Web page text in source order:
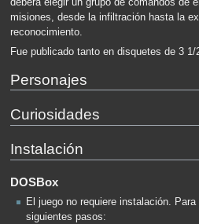
deberá elegir un grupo de comandos de
misiones, desde la infiltración hasta la
reconocimiento.
Fue publicado tanto en disquetes de 3
Personajes
Curiosidades
Instalación
DOSBox
El juego no requiere instalación.
siguientes pasos: